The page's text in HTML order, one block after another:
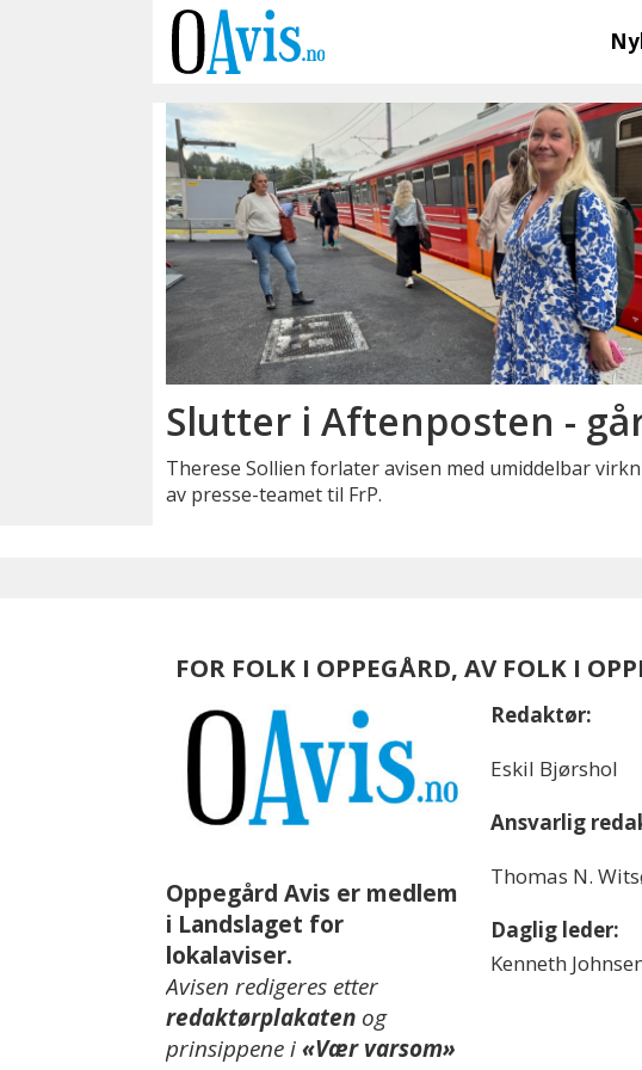
stortingsgruppe
Slutter i Aftenposten -
Therese Sollien forlater avisen med umiddelbar
av presse-teamet til FrP.
FOR FOLK I OPPEGÅRD, AV FOLK I
Oppegård Avis er medlem
i Landslaget for
lokalaviser.
Avisen redigeres etter
redaktørplakaten og
prinsippene i«Vær varsom»
Redaktør:
Eskil Bjørshol
Ansvarlig
Thomas N.
Daglig leder:
Kenneth